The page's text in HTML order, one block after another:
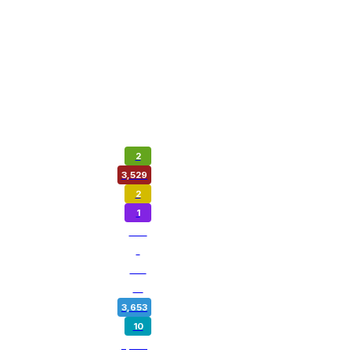
2
3,529
2
1
3,653
10